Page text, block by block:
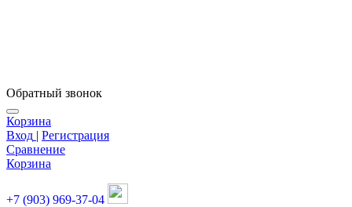
Обратный звонок
Корзина
Вход | Регистрация
Сравнение
Корзина
+7 (903) 969-37-04